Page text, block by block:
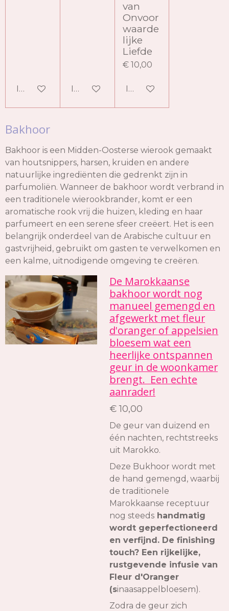
In winkelwagenIn winkelwagen
van
Onvoor
waarde
lijke
Liefde
€ 10,00
In winkelwagen
Bakhoor
Bakhoor is een Midden-Oosterse wierook gemaakt
van houtsnippers, harsen, kruiden en andere
natuurlijke ingrediënten die gedrenkt zijn in
parfumoliën. Wanneer de bakhoor wordt verbrand in
een traditionele wierookbrander, komt er een
aromatische rook vrij die huizen, kleding en haar
parfumeert en een serene sfeer creëert. Het is een
belangrijk onderdeel van de Arabische cultuur en
gastvrijheid, gebruikt om gasten te verwelkomen en
een kalme, uitnodigende omgeving te creëren.
De Marokkaanse
bakhoor wordt nog
manueel gemengd en
afgewerkt met fleur
d'oranger of appelsien
bloesem wat een
heerlijke ontspannen
geur in de woonkamer
brengt. Een echte
aanrader!
€ 10,00
De geur van duizend en
één nachten, rechtstreeks
uit Marokko.
Deze Bukhoor wordt met
de hand gemengd, waarbij
de traditionele
Marokkaanse receptuur
nog steeds handmatig
wordt geperfectioneerd
en verfijnd. De finishing
touch? Een rijkelijke,
rustgevende infusie van
Fleur d'Oranger
(sinaasappelbloesem).
Zodra de geur zich